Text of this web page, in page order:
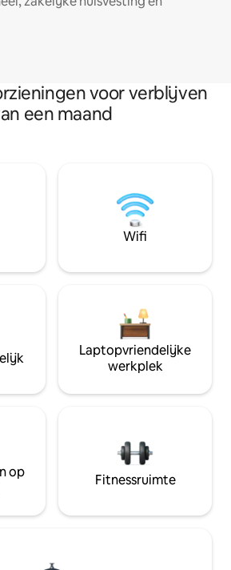
voor verblijven
een maand
Wifi
Laptopvriendelijke
werkplek
op
Fitnessruimte